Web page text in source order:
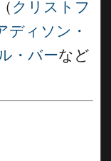
クリストフ
ディソン・
・バーなど